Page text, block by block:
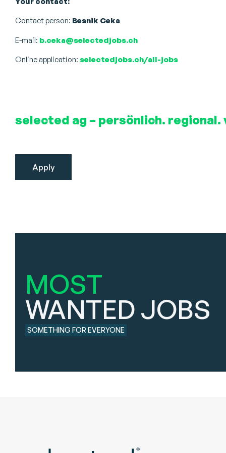
Contact person: Besnik Ceka
E-mail: b.ceka@selectedjobs.ch
Online application: selectedjobs.ch/all-jobs
selected ag – persönlich. regional.
MOST
WANTED JOBS
SOMETHING FOR EVERYONE